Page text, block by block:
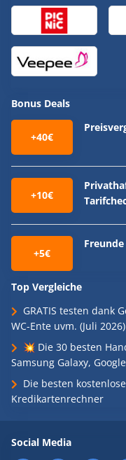
Bonus Deals
+40€
+10€
+5€
Top Vergleiche
GRATIS testen dank
WC-Ente uvm. (Juli 2026)
💥 Die 30 besten
Samsung Galaxy,
Die besten
Kredikartenrechner
Social Media